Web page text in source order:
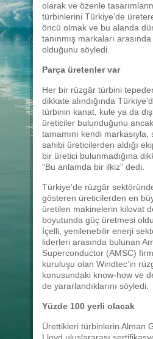
olarak ve özenle
türbinlerini Türkiye’de
öncü olmak ve bu alanda
tanınmış markaları
olduğunu söyledi.
Parça üretenler var
Her bir rüzgâr türbini
dikkate alındığında
türbinin kanat, kule ya da
üreticiler bulunduğunu
tamamını kendi markasıyla,
sahibi üreticilerden aldığı
bir üretici bulunmadığına
“Bu anlamda bir ilkiz” dedi.
Türkiye’de rüzgâr
gösteren üreticilerden en
üretilen makinelerin kilovat
boyutunda güç üretmesi
İçelli, yenilenebilir enerji
liderleri arasında bulunan
Superconductor (AMSC)
kuruluşu olan Windtec’in
konusundaki know-how ve
de yararlandıklarını söyledi.
Yüzde 100 yerli olacak
Ürettikleri türbinlerin Alman